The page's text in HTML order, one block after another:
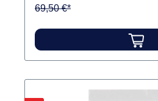
69,50 €*